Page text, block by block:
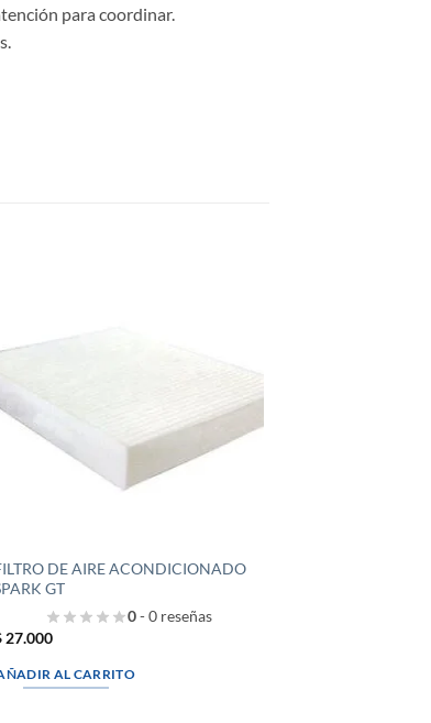
para coordinar.
DE AIRE ACONDICIONADO
GT
0- 0 reseñas
27.000
AL CARRITO